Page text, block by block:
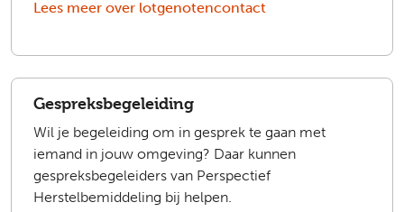
Lees meer over lotgenotencontact
Gespreksbegeleiding
Wil je begeleiding om in gesprek te gaan met
iemand in jouw omgeving? Daar kunnen
gespreksbegeleiders van Perspectief
Herstelbemiddeling bij helpen.